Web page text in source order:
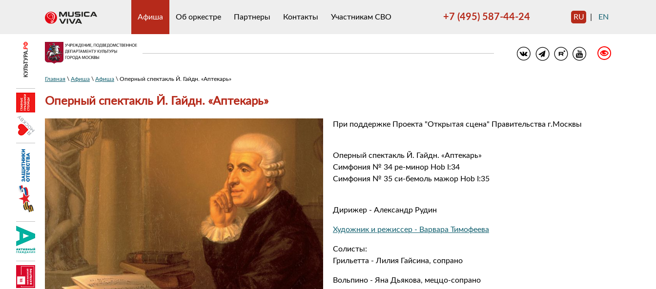
Афиша Об оркестре Партнеры Контакты Участникам СВО +7 (495) 587-44-24 RU EN
Главная \ Афиша \ Афиша \ Оперный спектакль Й. Гайдн. «Аптекарь»
Оперный спектакль Й. Гайдн. «Аптекарь»
При поддержке Проекта "Открытая сцена" Правительства г.Москвы
Оперный спектакль Й. Гайдн. «Аптекарь»
Симфония № 34 ре-минор Hob I:34
Симфония № 35 си-бемоль мажор Hob I:35
Дирижер - Александр Рудин
Художник и режиссер - Варвара Тимофеева
Солисты:
Грильетта - Лилия Гайсина, сопрано
Вольпино - Яна Дьякова, меццо-сопрано